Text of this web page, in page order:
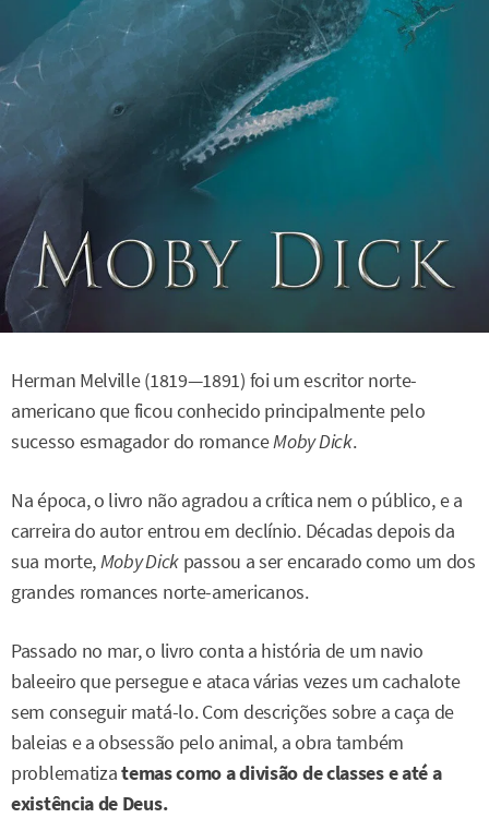
Herman Melville (1819—1891) foi um escritor norte-
americano que ficou conhecido principalmente pelo
sucesso esmagador do romanceMoby Dick.
Na época, o livro não agradou a crítica nem o público, e a
carreira do autor entrou em declínio. Décadas depois da
sua morte,Moby Dick passou a ser encarado como um dos
grandes romances norte-americanos.
Passado no mar, o livro conta a história de um navio
baleeiro que persegue e ataca várias vezes um cachalote
sem conseguir matá-lo. Com descrições sobre a caça de
baleias e a obsessão pelo animal, a obra também
problematizatemas como a divisão de classes e até a
existência de Deus.